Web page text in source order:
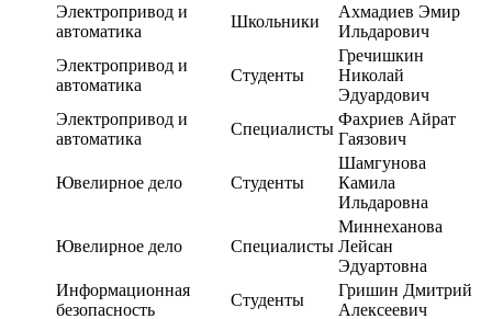
Электропривод и
автоматика
Школьники
Ахмадиев Эмир
Ильдарович
Электропривод и
автоматика
Студенты
Гречишкин
Николай
Эдуардович
Электропривод и
автоматика
Специалисты
Фахриев Айрат
Гаязович
Ювелирное дело Студенты
Шамгунова
Камила
Ильдаровна
Ювелирное дело Специалисты
Миннеханова
Лейсан
Эдуартовна
Информационная
безопасность
Студенты
Гришин Дмитрий
Алексеевич